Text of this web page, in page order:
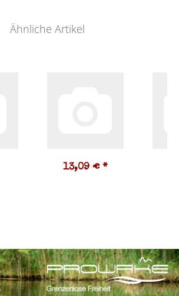
Ähnliche Artikel
13,09 € *